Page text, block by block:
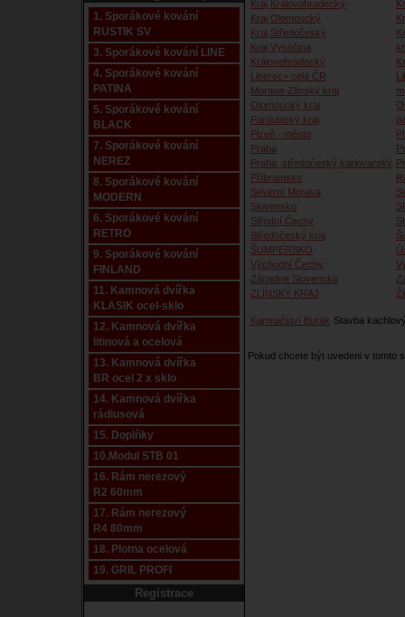
1. Sporákové kování
RUSTIK SV
3. Sporákové kování LINE
4. Sporákové kování
PATINA
5. Sporákové kování
BLACK
7. Sporákové kování
NEREZ
8. Sporákové kování
MODERN
6. Sporákové kování
RETRO
9. Sporákové kování
FINLAND
11. Kamnová dvířka
KLASIK ocel-sklo
12. Kamnová dvířka
litinová a ocelová
13. Kamnová dvířka
BR ocel 2 x sklo
14. Kamnová dvířka
rádiusová
15. Doplňky
10.Modul STB 01
16. Rám nerezový
R2 60mm
17. Rám nerezový
R4 80mm
18. Plotna ocelová
19. GRIL PROFI
Registrace
Kraj Královohradecký
Kraj Olomoucký
Kraj Středočeský
Kraj Vysočina
Královehradecký
Liberec+ celá ČR
Morava-Zlínský kraj
Olomoucký kraj
Pardubický kraj
Plzeň - město
Praha
Praha ,středočeský,karlovarský
Příbramsko
Severní Morava
Slovensko
Střední Čechy
Středočeský kraj
ŠUMPERSKO
Východní Čechy
Západne Slovensko
ZLÍNSKÝ KRAJ
Kamnařství Burák Stavba
Pokud chcete být uvedeni v tomto